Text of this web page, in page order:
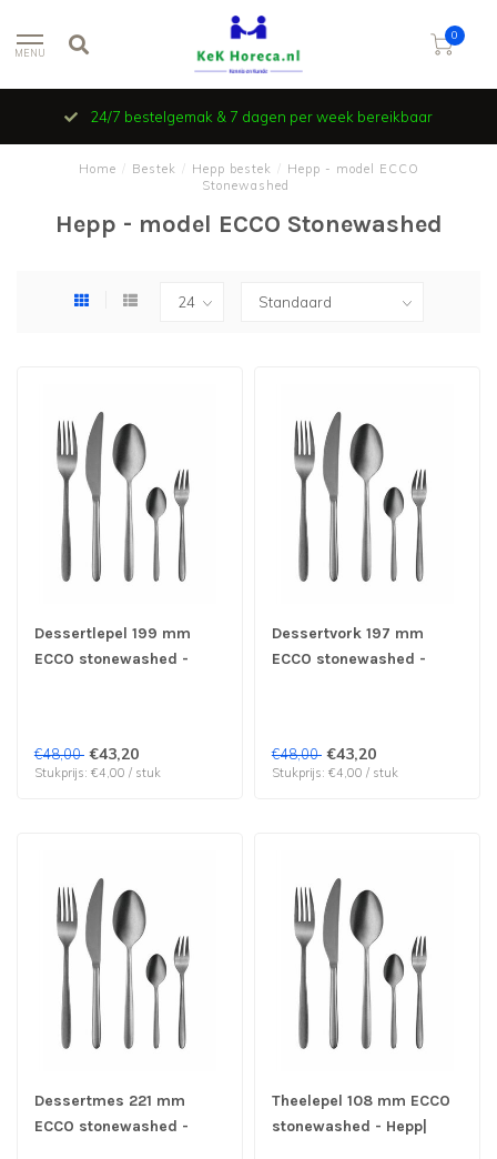
MENU
0
24/7 bestelgemak & 7 dagen per week bereikbaar
Home Bestek Hepp bestek
Hepp - model ECCO
Stonewashed
Hepp - model ECCO Stonewashed
Dessertlepel 199 mm
ECCO stonewashed -
€48,00 €43,20
Stukprijs: €4,00 / stuk
Dessertvork 197 mm
ECCO stonewashed -
€48,00 €43,20
Stukprijs: €4,00 / stuk
Dessertmes 221 mm
ECCO stonewashed -
Theelepel 108 mm ECCO
stonewashed - Hepp|